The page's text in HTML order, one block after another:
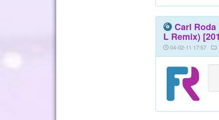
Carl
L Remix)
04-02-11 17:57